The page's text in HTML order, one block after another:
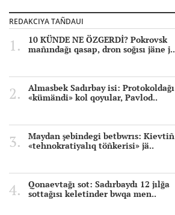
REDAKCIYA TAÑDAUI
10 KÜNDE NE ÖZGERDİ? Pokrovsk
mañındağı qasap, dron soğısı jäne j..
Almasbek Sadırbay isi: Protokoldağı
«kümändi» kol qoyular, Pavlod..
Maydan şebindegi betbwrıs: Kievtiñ
«tehnokratiyalıq töñkerisi» jä..
Qonaevtağı sot: Sadırbaydı 12 jılğa
sottağısı keletinder bwqa men..